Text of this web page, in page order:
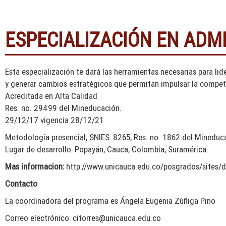
ESPECIALIZACIÓN EN
Esta especialización te dará las herramientas necesarias para
y generar cambios estratégicos que permitan impulsar la
Acreditada en Alta Calidad
Res. no. 29499 del Mineducación.
29/12/17 vigencia 28/12/21
Metodología presencial; SNIES: 8265, Res. no. 1862 del
Lugar de desarrollo: Popayán, Cauca, Colombia, Suramérica.
Mas informacion:http://www.unicauca.edu.co/posgrados/
Contacto
La coordinadora del programa es Ángela Eugenia Zúñiga Pino
Correo electrónico: citorres@unicauca.edu.co